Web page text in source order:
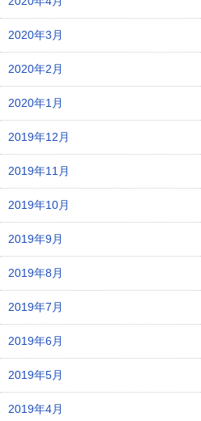
2020年3月
2020年2月
2020年1月
2019年12月
2019年11月
2019年10月
2019年9月
2019年8月
2019年7月
2019年6月
2019年5月
2019年4月